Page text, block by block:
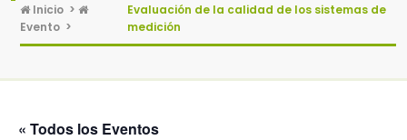
Inicio >
Evento >
Evaluación de la calidad de los sistemas de
medición
« Todos los Eventos